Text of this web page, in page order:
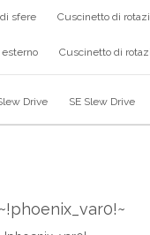
sfere Cuscinetto di
Cuscinetto di
Drive SE Slew Drive
~!phoenix_var0!~